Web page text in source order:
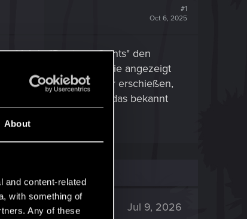
About
and content-related
with something of
Any of these
#1
Oct 6, 2025
ich in "Dogtown Saints" den
to the walls" wird nie angezeigt
hat, kann ich sie nur erschießen,
wird. Sind das bekannt
477 Jul 9, 2026